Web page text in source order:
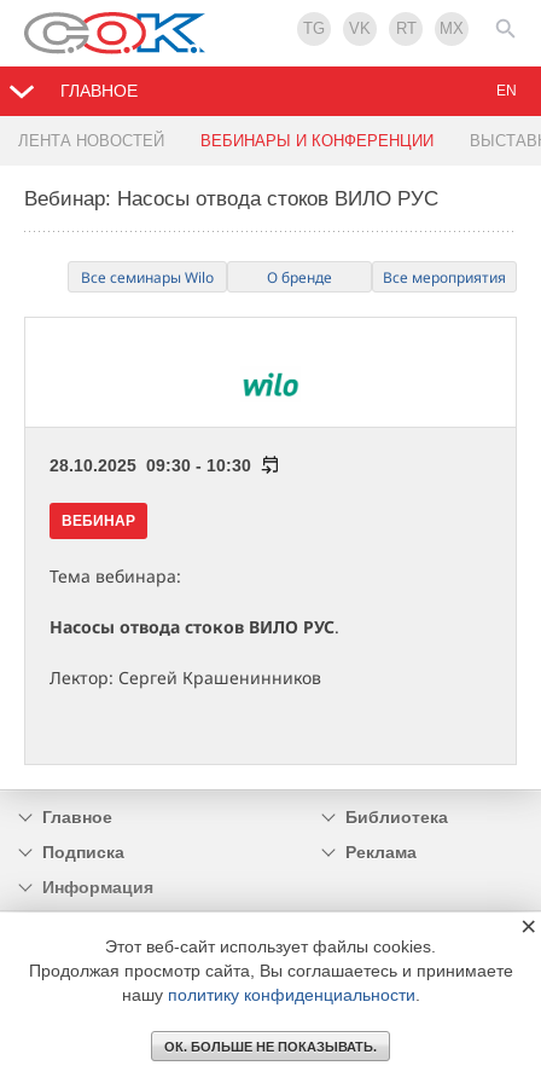
TG VK RT MX
ГЛАВНОЕ
ЛЕНТА НОВОСТЕЙ ВЕБИНАРЫ И КОНФЕРЕНЦИИ
EN
Вебинар: Насосы отвода стоков ВИЛО РУС
Все семинары Wilo О бренде Все мероприятия
28.10.2025 09:30 - 10:30
ВЕБИНАР
Тема вебинара:
Насосы отвода стоков ВИЛО РУС.
Лектор: Сергей Крашенинников
Главное
Библиотека
Подписка
Реклама
Информация
Этот веб-сайт использует файлы cookies.
Продолжая просмотр сайта, Вы соглашаетесь и принимаете
нашу политику конфиденциальности
ОК. БОЛЬШЕ НЕ ПОКАЗЫВАТЬ.
×